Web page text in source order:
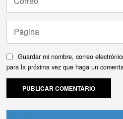
Guardar mi nombre, correo
para la próxima vez que haga un